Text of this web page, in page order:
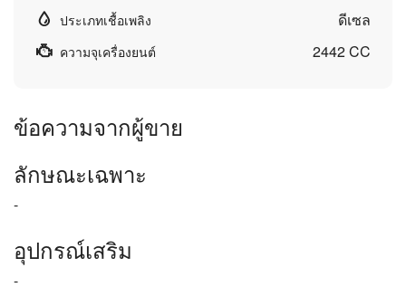
ประเภทเชื้อเพลิง ดีเซล
ความจุเครื่องยนต์ 2442 CC
ข้อความจากผู้ขาย
ลักษณะเฉพาะ
-
อุปกรณ์เสริม
-